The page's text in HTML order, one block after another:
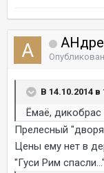
В 14.10.2014
Ёмаё, дикобрас
Прелесный
Цены ему нет в
"Гуси Рим спасли..."